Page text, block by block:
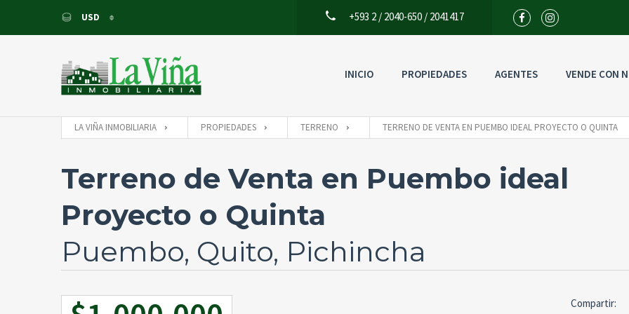
USD
EUR
+593 2 / 2040-650 / 2041417
Usuario
INICIO PROPIEDADES AGENTES VENDE CON
LA VIÑA INMOBILIARIA PROPIEDADES TERRENO TERRENO DE VENTA EN PUEMBO IDEAL PROYECTO O QUINTA
Terreno de Venta en Puembo ideal
Proyecto o Quinta
Puembo, Quito, Pichincha
Compartir: